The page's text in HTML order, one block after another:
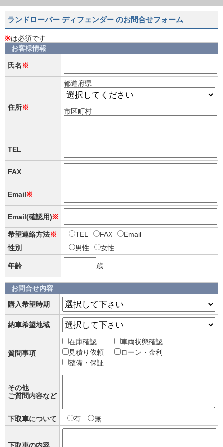
ランドローバー ディフェンダー のお問合せフォーム
※は必須です
お客様情報
氏名※
住所※
都道府県
市区町村
TEL
FAX
Email※
Email(確認用)※
希望連絡方法※ TEL FAX
Email
性別
男性 女性
年齢 歳
お問合せ内容
購入希望時期
納車希望地域
質問事項
在庫確認
車両状態確認
見積り依頼
ローン・金利
整備・保証
その他
ご質問内容など
下取車について 有 無
下取車の内容